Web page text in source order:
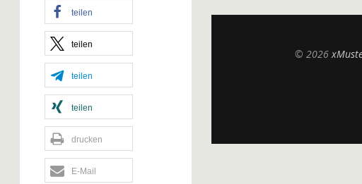
teilen
teilen
teilen
teilen
drucken
E-Mail
© 2026